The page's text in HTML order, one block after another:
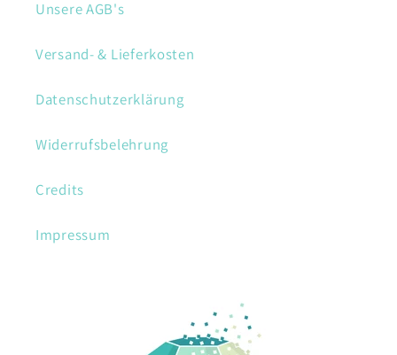
Unsere AGB's
Versand- & Lieferkosten
Datenschutzerklärung
Widerrufsbelehrung
Credits
Impressum